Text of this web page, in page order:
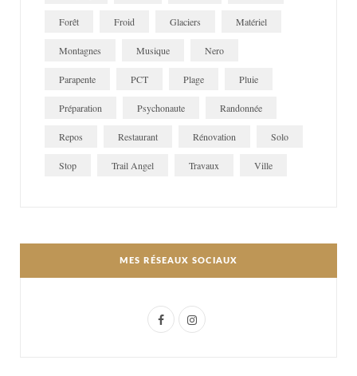
Forêt Froid Glaciers Matériel
Montagnes Musique Nero
Parapente PCT Plage Pluie
Préparation Psychonaute Randonnée
Repos Restaurant Rénovation Solo
Stop Trail Angel Travaux Ville
MES RÉSEAUX SOCIAUX
F
I